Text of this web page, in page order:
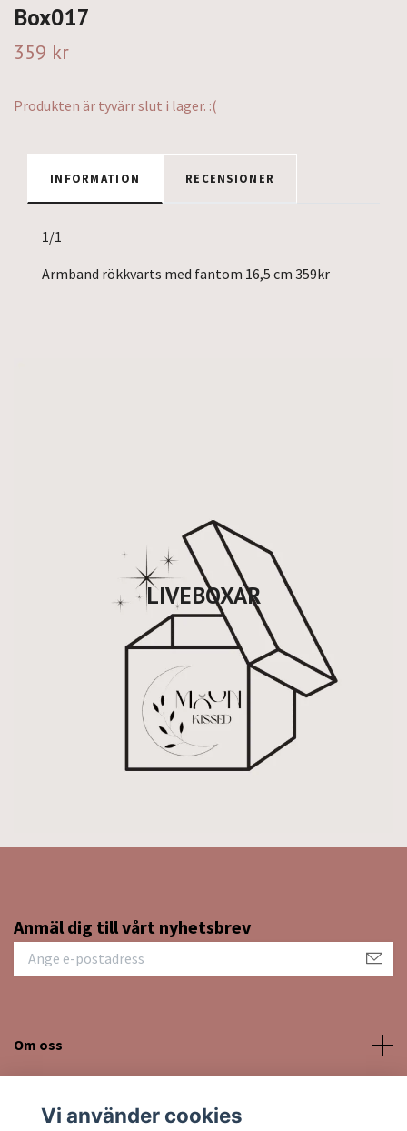
LIVEBOXAR
Box017
359 kr
Produkten är tyvärr slut i lager. :(
INFORMATION RECENSIONER
1/1
Armband rökkvarts med fantom 16,5 cm 359kr
Anmäl dig till vårt nyhetsbrev
Om oss
Vi använder cookies